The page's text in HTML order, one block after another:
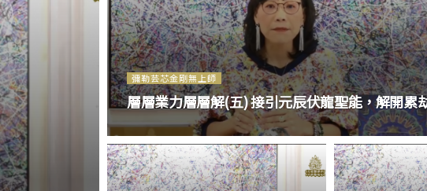
彌勒芸芯金剛無上師
層層業力層層解(五) 接引元辰伏龍聖能，解開累